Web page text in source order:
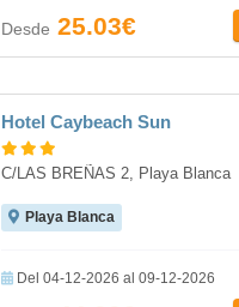
Desde 25.03€
Hotel Caybeach Sun
C/LAS BREÑAS 2, Playa Blanca
Playa Blanca
Del 04-12-2026 al 09-12-2026